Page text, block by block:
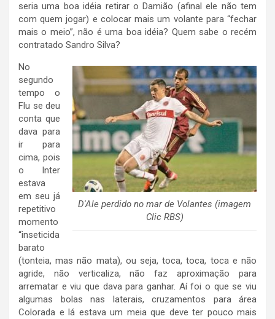
seria uma boa idéia retirar o Damião (afinal ele não tem
com quem jogar) e colocar mais um volante para “fechar
mais o meio”, não é uma boa idéia? Quem sabe o recém
contratado Sandro Silva?
D'Ale perdido no mar de Volantes (imagem
Clic RBS)
No
segundo
tempo o
Flu se deu
conta que
dava para
ir para
cima, pois
o Inter
estava
em seu já
repetitivo
momento
“inseticida
barato
(tonteia, mas não mata), ou seja, toca, toca, toca e não
agride, não verticaliza, não faz aproximação para
arrematar e viu que dava para ganhar. Aí foi o que se viu
algumas bolas nas laterais, cruzamentos para área
Colorada e lá estava um meia que deve ter pouco mais